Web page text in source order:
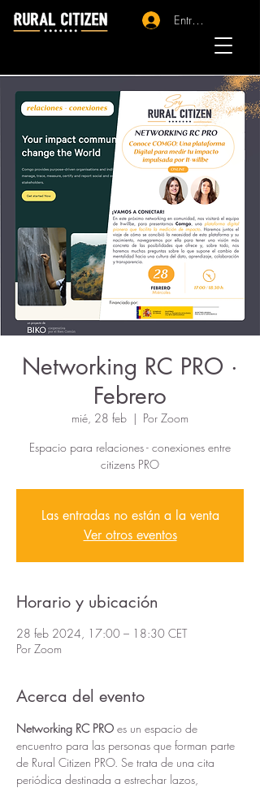
Entrar - Registro
Networking RC PRO ·
Febrero
mié, 28 feb
  |
Por Zoom
Espacio para relaciones - conexiones entre
citizens PRO
Las entradas no están a la venta
Ver otros eventos
Horario y ubicación
28 feb 2024, 17:00 – 18:30 CET
Por Zoom
Acerca del evento
Networking RC PRO es un espacio de
encuentro para las personas que forman parte
de Rural Citizen PRO. Se trata de una cita
periódica destinada a estrechar lazos,